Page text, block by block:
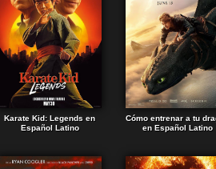
Karate Kid: Legends en
Español Latino
Cómo entrenar a tu
en Español Latino